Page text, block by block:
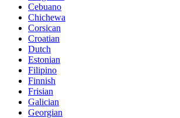
Cebuano
Chichewa
Corsican
Croatian
Dutch
Estonian
Filipino
Finnish
Frisian
Galician
Georgian